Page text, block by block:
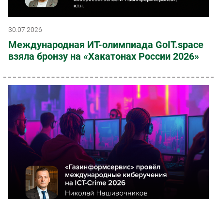
30.07.2026
Международная ИТ-олимпиада GoIT.space
взяла бронзу на «Хакатонах России 2026»